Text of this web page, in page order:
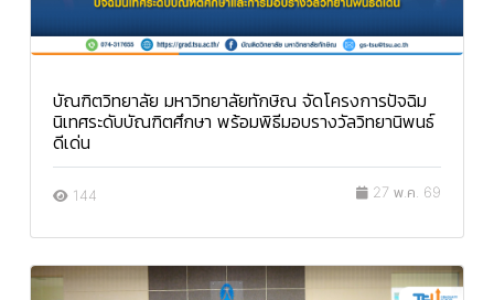
บัณฑิตวิทยาลัย มหาวิทยาลัยทักษิณ จัดโครงการปัจฉิม
นิเทศระดับบัณฑิตศึกษา พร้อมพิธีมอบรางวัลวิทยานิพนธ์
ดีเด่น
144 27 พ.ค. 69